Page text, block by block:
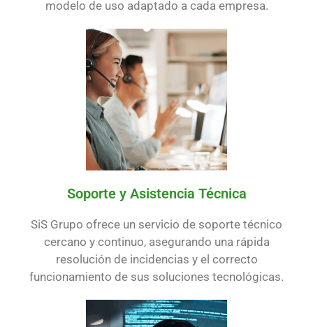
modelo de uso adaptado a cada empresa.
Soporte y Asistencia Técnica
SiS Grupo ofrece un servicio de soporte técnico
cercano y continuo, asegurando una rápida
resolución de incidencias y el correcto
funcionamiento de sus soluciones tecnológicas.